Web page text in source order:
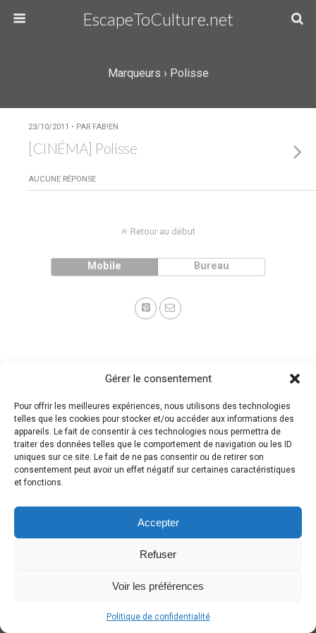
Gérer le consentement
Pour offrir les meilleures expériences, nous utilisons des technologies
telles que les cookies pour stocker et/ou accéder aux informations des
appareils. Le fait de consentir à ces technologies nous permettra de
traiter des données telles que le comportement de navigation ou les ID
uniques sur ce site. Le fait de ne pas consentir ou de retirer son
consentement peut avoir un effet négatif sur certaines caractéristiques
et fonctions.
Accepter
Refuser
Voir les préférences
Politique de confidentialité
EscapeToCulture.net
Marqueurs › Polisse
23/10/2011 • PAR FAB!EN
[CINÉMA] Polisse
AUCUNE RÉPONSE
Retour au début
Mobile Bureau